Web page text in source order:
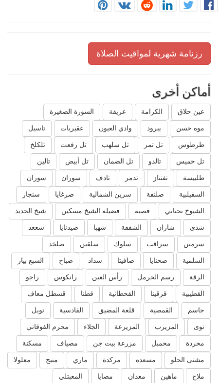
رزنامة شهرية لمواقيت الصلاة
أماكن أخرى
عين حلاق الكرامة عريقة السورة الصغيرة
موه حسن يبرود وادي العيون عقيربات تاسيل
طرطوس تل تمر تل سلهب تل رفعت تلكلخ
تل حميس تالدو تل الضمان تل أبيض تالين
طلبيسة تفتناز تدمر تادف سوران سوران
السقيلبية صلنفة سرين الشمالية صرغايا سنجار
الشيوخ تحتاني قصبة فضيلة الشيخ مسكين شيخ الحديد
شذى شاران الشققة شهبا صيدنايا سععد
سرمين سراقب سلوك سلقين صلخد
السلمية صحنايا صافيتا سداد صباح السبع بيار
الرقة رسم الحرمل رأس العين رانكوس راجو
القطيبية قرقينا القحطانية قطنا قسطل معاف
جاسم القمصية قلعة المضيق القادسية نوبل
نوى المزيرب المزيرعة الجلاء محرم الفوقاني
محردة محمبل مزرعة بيت جن مصياف مسكنة
مشتى الحلو مسعده مركدة ماري منبج معلولا
ملاح ماهين معدان مضايا المعبتلي